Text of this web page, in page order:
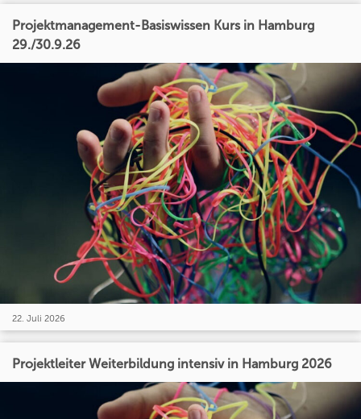
Projektmanagement-Basiswissen Kurs in Hamburg
29./30.9.26
22. Juli 2026
Projektleiter Weiterbildung intensiv in Hamburg 2026